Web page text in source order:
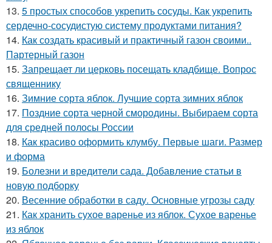
13. 5 простых способов укрепить сосуды. Как укрепить
сердечно-сосудистую систему продуктами питания?
14. Как создать красивый и практичный газон своими..
Партерный газон
15. Запрещает ли церковь посещать кладбище. Вопрос
священнику
16. Зимние сорта яблок. Лучшие сорта зимних яблок
17. Поздние сорта черной смородины. Выбираем сорта
для средней полосы России
18. Как красиво оформить клумбу. Первые шаги. Размер
и форма
19. Болезни и вредители сада. Добавление статьи в
новую подборку
20. Весенние обработки в саду. Основные угрозы саду
21. Как хранить сухое варенье из яблок. Сухое варенье
из яблок